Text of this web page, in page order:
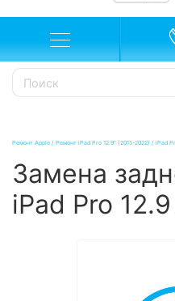
Ремонт Apple / Ремонт iPad Pro 12.9" (2015-2022) / iPad
Замена
iPad Pro